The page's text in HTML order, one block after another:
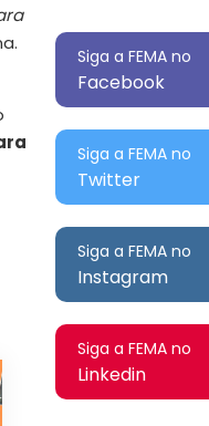
Siga a FEMA no
Facebook
Siga a FEMA no
Twitter
Siga a FEMA no
Instagram
Siga a FEMA no
Linkedin